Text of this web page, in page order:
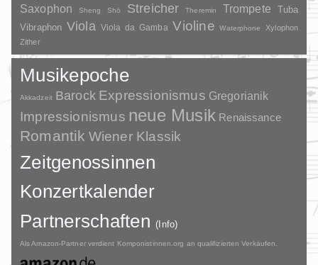
Saxophon Sheng Shō Streicher Theremin Trompete
Tuba
Vibraphon Viola Viola da Gamba Violine Waterphone
Xylophon
Zither
Musikepoche
Akkadzeit Barock Expressionismus Gregorianik
Impressionismus neue Musik Renaissance
Romantik Wiener Klassik
Zeitgenossinnen
Konzertkalender
Partnerschaften(Info)
Als Amazon-Partner verdient Komponistinnen.org an qualifizierten Verkäufen.